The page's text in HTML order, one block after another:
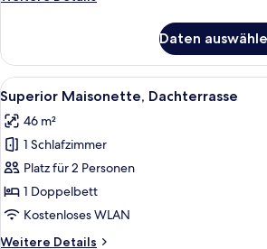
Doppel
Apartment
(Long
Stay)
Daten
Alle
Fotos
für
Superior
Maisonette,
Dachterrasse
anzeigen
Ein
9
Superior Maisonette, Dachterrasse
46 m²
1 Schlafzimmer
Platz für 2 Personen
1 Doppelbett
Kostenloses WLAN
Weitere Details
Weitere